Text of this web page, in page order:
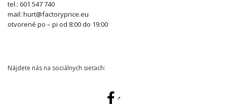
tel.: 601 547 740
mail: hurt@factoryprice.eu
otvorené po – pi od 8:00 do 19:00
Nájdete nás na sociálnych sieťach: